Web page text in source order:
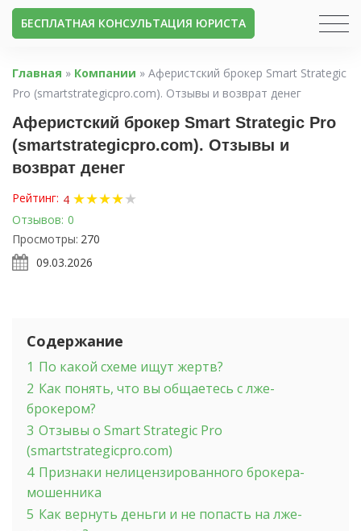
БЕСПЛАТНАЯ КОНСУЛЬТАЦИЯ ЮРИСТА
Главная » Компании » Аферистский брокер Smart Strategic
Pro (smartstrategicpro.com). Отзывы и возврат денег
Аферистский брокер Smart Strategic Pro
(smartstrategicpro.com). Отзывы и
возврат денег
Рейтинг: 4 ★★★★★
Отзывов: 0
Просмотры: 270
09.03.2026
Содержание
1 По какой схеме ищут жертв?
2 Как понять, что вы общаетесь с лже-
брокером?
3 Отзывы о Smart Strategic Pro
(smartstrategicpro.com)
4 Признаки нелицензированного брокера-
мошенника
5 Как вернуть деньги и не попасть на лже-